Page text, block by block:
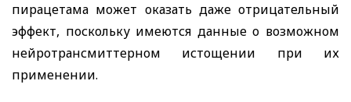
пирацетама может оказать даже отрицательный
эффект, поскольку имеются данные о возможном
нейротрансмиттерном истощении при их
применении.